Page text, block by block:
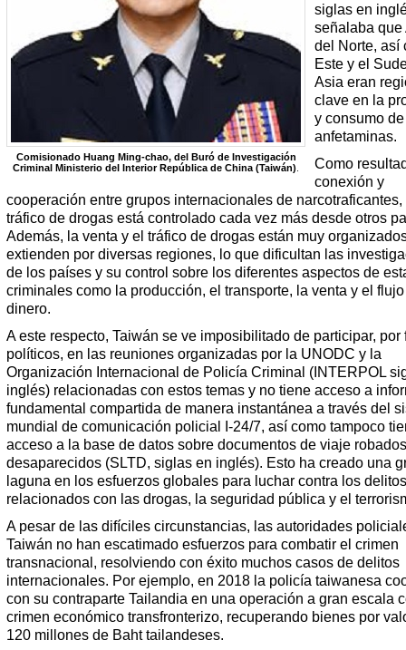
Comisionado Huang Ming-chao, del Buró de Investigación
Criminal Ministerio del Interior República de China (Taiwán)
siglas en
señalaba que
del Norte, así
Este y el
Asia eran
clave en la
y consumo de
anfetaminas.
Como
conexión y
cooperación entre grupos internacionales de narcotraficantes,
tráfico de drogas está controlado cada vez más desde otros
Además, la venta y el tráfico de drogas están muy
extienden por diversas regiones, lo que dificultan las
de los países y su control sobre los diferentes aspectos de
criminales como la producción, el transporte, la venta y el
dinero.
A este respecto, Taiwán se ve imposibilitado de participar, por
políticos, en las reuniones organizadas por la UNODC y la
Organización Internacional de Policía Criminal (INTERPOL
inglés) relacionadas con estos temas y no tiene acceso a
fundamental compartida de manera instantánea a través del
mundial de comunicación policial I-24/7, así como tampoco
acceso a la base de datos sobre documentos de viaje
desaparecidos (SLTD, siglas en inglés). Esto ha creado una
laguna en los esfuerzos globales para luchar contra los delitos
relacionados con las drogas, la seguridad pública y el
A pesar de las difíciles circunstancias, las autoridades
Taiwán no han escatimado esfuerzos para combatir el crimen
transnacional, resolviendo con éxito muchos casos de delitos
internacionales. Por ejemplo, en 2018 la policía taiwanesa
con su contraparte Tailandia en una operación a gran escala
crimen económico transfronterizo, recuperando bienes por
120 millones de Baht tailandeses.